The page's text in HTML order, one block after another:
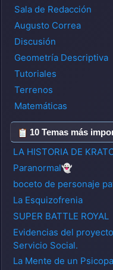
Sala de Redacción
Augusto Correa
Discusión
Geometría Descriptiva
Tutoriales
Terrenos
Matemáticas
10 Temas más
LA HISTORIA DE
Paranormal👻
boceto de personaje
La Esquizofrenia
SUPER BATTLE ROYAL
Evidencias del
Servicio Social.
La Mente de un